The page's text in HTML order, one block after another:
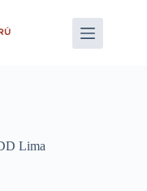
Lima